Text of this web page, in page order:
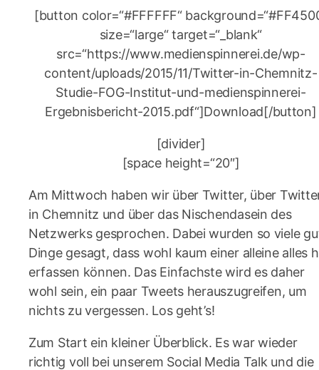
[button color=“#FFFFFF“
size=“large“ target=“_blank“
src=“https://www.medienspinnerei.de/wp-
content/uploads/2015/11/Twitter-in-Chemnitz-
Studie-FOG-Institut-und-medienspinnerei-
Ergebnisbericht-2015.pdf“]Download[/button]
[divider]
[space height=“20″]
Am Mittwoch haben wir über Twitter, über
in Chemnitz und über das Nischendasein des
Netzwerks gesprochen. Dabei wurden so viele
Dinge gesagt, dass wohl kaum einer alleine alles
erfassen können. Das Einfachste wird es daher
wohl sein, ein paar Tweets herauszugreifen, um
nichts zu vergessen. Los geht’s!
Zum Start ein kleiner Überblick. Es war wieder
richtig voll bei unserem Social Media Talk und die